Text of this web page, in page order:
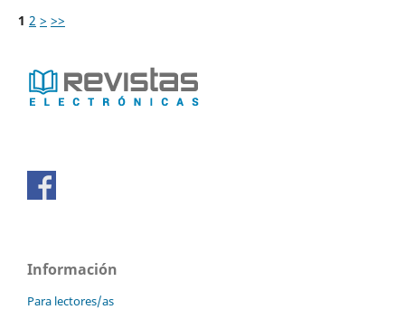
1 2 > >>
Información
Para lectores/as